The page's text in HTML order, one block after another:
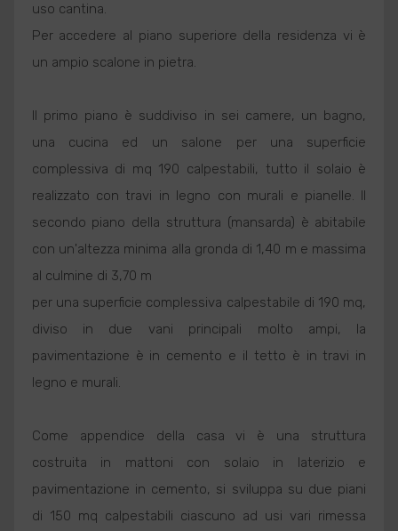
uso cantina.
Per accedere al piano superiore della residenza vi è
un ampio scalone in pietra.
Il primo piano è suddiviso in sei camere, un bagno,
una cucina ed un salone per una superficie
complessiva di mq 190 calpestabili, tutto il solaio è
realizzato con travi in legno con murali e pianelle. Il
secondo piano della struttura (mansarda) è abitabile
con un'altezza minima alla gronda di 1,40 m e massima
al culmine di 3,70 m
per una superficie complessiva calpestabile di 190 mq,
diviso in due vani principali molto ampi, la
pavimentazione è in cemento e il tetto è in travi in
legno e murali.
Come appendice della casa vi è una struttura
costruita in mattoni con solaio in laterizio e
pavimentazione in cemento, si sviluppa su due piani
di 150 mq calpestabili ciascuno ad usi vari rimessa